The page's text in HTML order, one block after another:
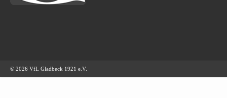
© 2026 VfL Gladbeck 1921 e.V.